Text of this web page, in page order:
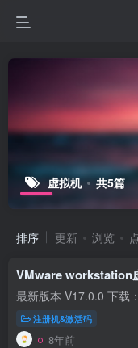
虚拟机 共5篇
排序 更新 浏览
VMware workstation
注册机&激活码
8年前